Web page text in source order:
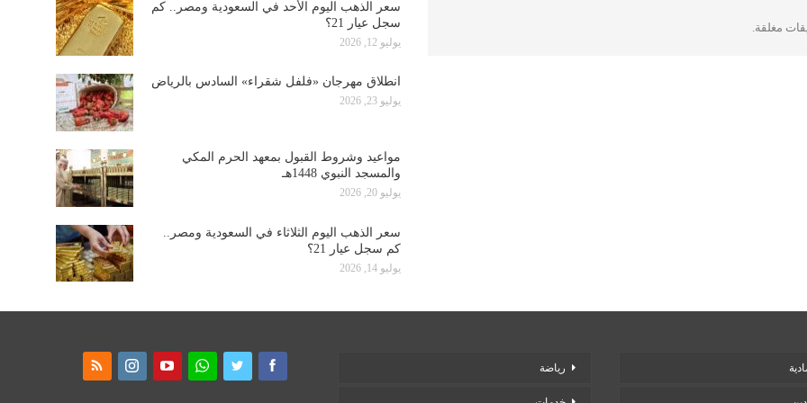
مغلقة.
سعر الذهب اليوم الأحد في السعودية ومصر.. كم
سجل عيار 21؟
يوليو 12, 2026
انطلاق مهرجان «فلفل شقراء» السادس بالرياض
يوليو 23, 2026
مواعيد وشروط القبول بمعهد الحرم المكي
والمسجد النبوي 1448هـ
يوليو 20, 2026
سعر الذهب اليوم الثلاثاء في السعودية ومصر..
كم سجل عيار 21؟
يوليو 14, 2026
رياضة